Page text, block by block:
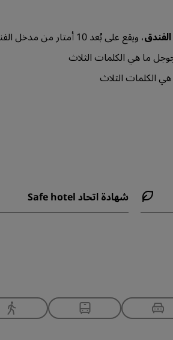
، ويقع على بُعد 10 أمتار من مدخل الفندق، أي ما يقارب دقيقة واحدة سيرًا على الأقدام.
ما هي الكلمات الثلاث
هي الكلمات الثلاث
شهادة اتحاد Safe hotel